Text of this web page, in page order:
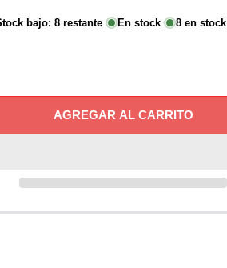
bajo:8 restante En stock 8 en stock
AGREGAR AL CARRITO